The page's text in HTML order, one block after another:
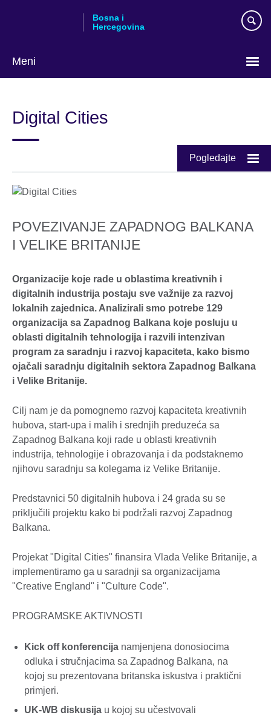
Bosna i
Hercegovina
Meni
language
Digital Cities
Pogledajte
POVEZIVANJE ZAPADNOG BALKANA
I VELIKE BRITANIJE
Organizacije koje rade u oblastima kreativnih i
digitalnih industrija postaju sve važnije za razvoj
lokalnih zajednica. Analizirali smo potrebe 129
organizacija sa Zapadnog Balkana koje posluju u
oblasti digitalnih tehnologija i razvili intenzivan
program za saradnju i razvoj kapaciteta, kako bismo
ojačali saradnju digitalnih sektora Zapadnog Balkana
i Velike Britanije.
Cilj nam je da pomognemo razvoj kapaciteta kreativnih
hubova, start-upa i malih i srednjih preduzeća sa
Zapadnog Balkana koji rade u oblasti kreativnih
industrija, tehnologije i obrazovanja i da podstaknemo
njihovu saradnju sa kolegama iz Velike Britanije.
Predstavnici 50 digitalnih hubova i 24 grada su se
priključili projektu kako bi podržali razvoj Zapadnog
Balkana.
Projekat "Digital Cities" finansira Vlada Velike Britanije, a
implementiramo ga u saradnji sa organizacijama
"Creative England" i "Culture Code".
PROGRAMSKE AKTIVNOSTI
Kick off konferencija namjenjena donosiocima
odluka i stručnjacima sa Zapadnog Balkana, na
kojoj su prezentovana britanska iskustva i praktični
primjeri.
UK-WB diskusija u kojoj su učestvovali